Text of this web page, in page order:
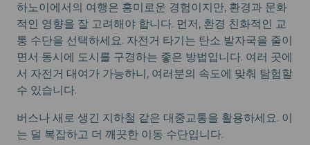
하노이에서의 여행은 흥미로운 경험이지만, 환경과 문화
적인 영향을 잘 고려해야 합니다. 먼저, 환경 친화적인 교
통 수단을 선택하세요. 자전거 타기는 탄소 발자국을 줄이
면서 동시에 도시를 구경하는 좋은 방법입니다. 여러 곳에
서 자전거 대여가 가능하니, 여러분의 속도에 맞춰 탐험할
수 있습니다.
버스나 새로 생긴 지하철 같은 대중교통을 활용하세요. 이
는 덜 복잡하고 더 깨끗한 이동 수단입니다.